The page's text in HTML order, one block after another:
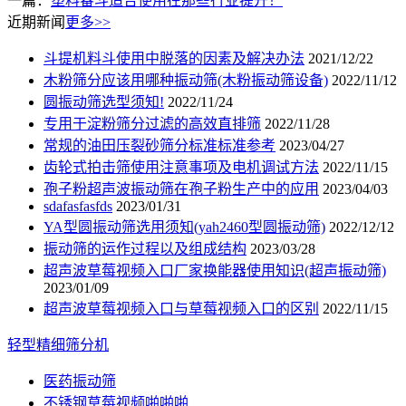
近期新闻 更多>>
斗提机料斗使用中脱落的因素及解决办法 2021/12/22
木粉筛分应该用哪种振动筛(木粉振动筛设备) 2022/11/12
圆振动筛选型须知! 2022/11/24
专用于淀粉筛分过滤的高效直排筛 2022/11/28
常规的油田压裂砂筛分标准标准参考 2023/04/27
齿轮式拍击筛使用注意事项及电机调试方法 2022/11/15
孢子粉超声波振动筛在孢子粉生产中的应用 2023/04/03
sdafasfasfds 2023/01/31
YA型圆振动筛选用须知(yah2460型圆振动筛) 2022/12/12
振动筛的运作过程以及组成结构 2023/03/28
超声波草莓视频入口厂家换能器使用知识(超声振动筛)
2023/01/09
超声波草莓视频入口与草莓视频入口的区别 2022/11/15
轻型精细筛分机
医药振动筛
不锈钢草莓视频啪啪啪